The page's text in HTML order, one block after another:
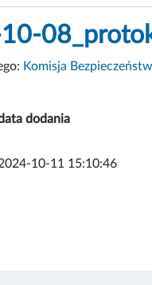
Komisja
dodania
10-11 15:10:46